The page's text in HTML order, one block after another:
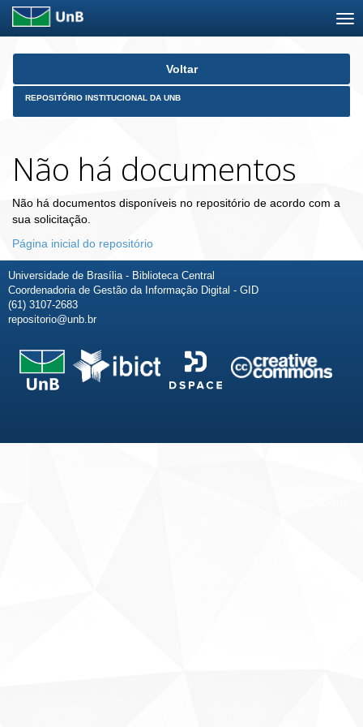
Skip
Voltar
REPOSITÓRIO INSTITUCIONAL DA UNB
Não há documentos
Não há documentos disponíveis no repositório de acordo com a
sua solicitação.
Página inicial do repositório
Universidade de Brasília - Biblioteca Central
Coordenadoria de Gestão da Informação Digital - GID
(61) 3107-2683
repositorio@unb.br